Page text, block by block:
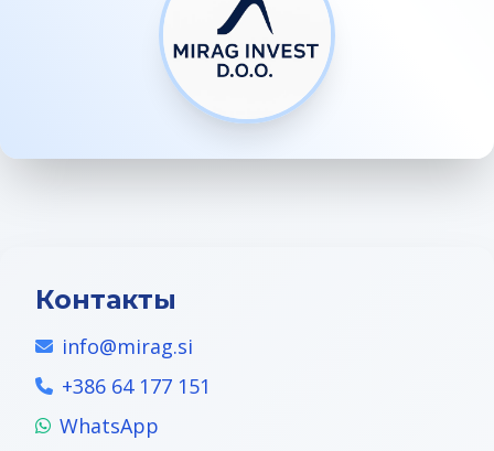
Контакты
info@mirag.si
+386 64 177 151
WhatsApp